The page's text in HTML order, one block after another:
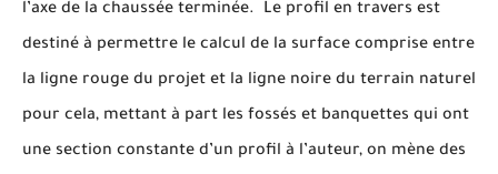
l’axe de la chaussée terminée. Le profil en travers est
destiné à permettre le calcul de la surface comprise entre
la ligne rouge du projet et la ligne noire du terrain naturel
pour cela, mettant à part les fossés et banquettes qui ont
une section constante d’un profil à l’auteur, on mène des